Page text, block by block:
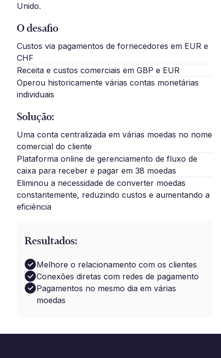
Unido.
O desafio
Custos via pagamentos de fornecedores em EUR e
CHF
Receita e custos comerciais em GBP e EUR
Operou historicamente várias contas monetárias
individuais
Solução:
Uma conta centralizada em várias moedas no nome
comercial do cliente
Plataforma online de gerenciamento de fluxo de
caixa para receber e pagar em 38 moedas
Eliminou a necessidade de converter moedas
constantemente, reduzindo custos e aumentando a
eficiência
Resultados:
Melhore o relacionamento com os clientes
Conexões diretas com redes de pagamento
Pagamentos no mesmo dia em várias
moedas